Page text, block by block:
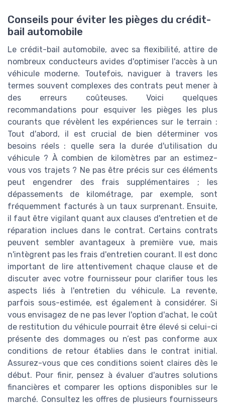
Conseils pour éviter les pièges du crédit-
bail automobile
Le crédit-bail automobile, avec sa flexibilité, attire de
nombreux conducteurs avides d'optimiser l'accès à un
véhicule moderne. Toutefois, naviguer à travers les
termes souvent complexes des contrats peut mener à
des erreurs coûteuses. Voici quelques
recommandations pour esquiver les pièges les plus
courants que révèlent les expériences sur le terrain :
Tout d'abord, il est crucial de bien déterminer vos
besoins réels : quelle sera la durée d'utilisation du
véhicule ? À combien de kilomètres par an estimez-
vous vos trajets ? Ne pas être précis sur ces éléments
peut engendrer des frais supplémentaires ; les
dépassements de kilométrage, par exemple, sont
fréquemment facturés à un taux surprenant. Ensuite,
il faut être vigilant quant aux clauses d'entretien et de
réparation inclues dans le contrat. Certains contrats
peuvent sembler avantageux à première vue, mais
n'intègrent pas les frais d'entretien courant. Il est donc
important de lire attentivement chaque clause et de
discuter avec votre fournisseur pour clarifier tous les
aspects liés à l'entretien du véhicule. La revente,
parfois sous-estimée, est également à considérer. Si
vous envisagez de ne pas lever l'option d'achat, le coût
de restitution du véhicule pourrait être élevé si celui-ci
présente des dommages ou n’est pas conforme aux
conditions de retour établies dans le contrat initial.
Assurez-vous que ces conditions soient claires dès le
début. Pour finir, pensez à évaluer d'autres solutions
financières et comparer les options disponibles sur le
marché. Consultez les offres de plusieurs fournisseurs